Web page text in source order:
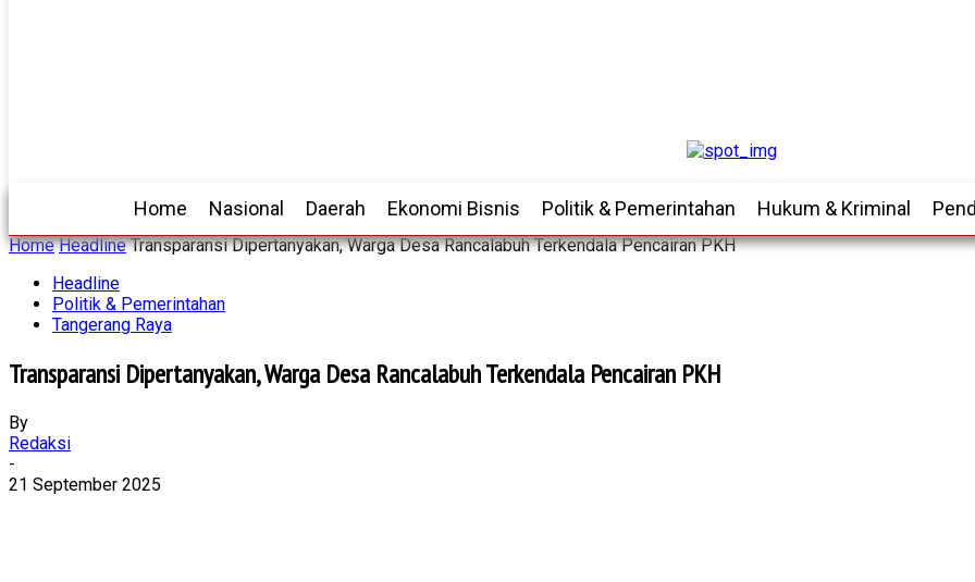
Home Nasional Daerah Ekonomi Bisnis Politik & Pemerintahan Hukum & Kriminal
Home Headline Transparansi Dipertanyakan, Warga Desa Rancalabuh Terkendala Pencairan PKH
Headline
Politik & Pemerintahan
Tangerang Raya
Transparansi Dipertanyakan, Warga Desa Rancalabuh Terkendala Pencairan PKH
By
Redaksi
-
21 September 2025